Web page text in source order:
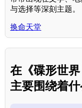
与选择等深刻主题。
换命天堂
在《碟形世
主要围绕着